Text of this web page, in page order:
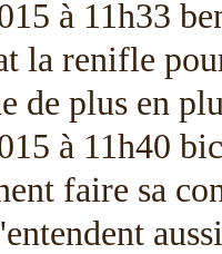
à 11h33
la renifle
de plus en
à 11h40
faire sa